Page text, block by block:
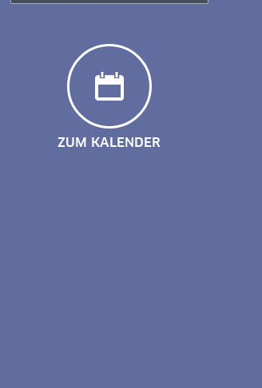
ZUM KALENDER